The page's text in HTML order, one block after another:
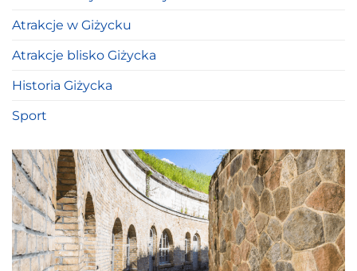
Atrakcje w Giżycku
Atrakcje blisko Giżycka
Historia Giżycka
Sport